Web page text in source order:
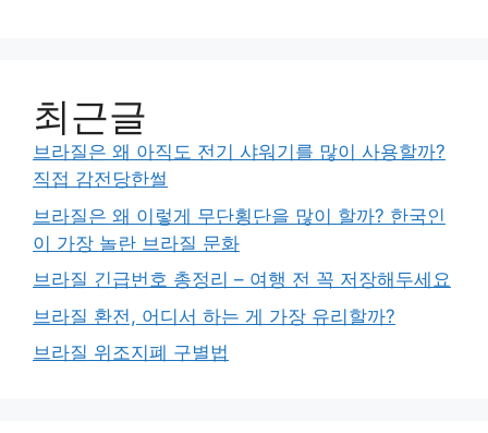
최근글
브라질은 왜 아직도 전기 샤워기를 많이 사용할까?
직접 감전당한썰
브라질은 왜 이렇게 무단횡단을 많이 할까? 한국인
이 가장 놀란 브라질 문화
브라질 긴급번호 총정리 – 여행 전 꼭 저장해두세요
브라질 환전, 어디서 하는 게 가장 유리할까?
브라질 위조지폐 구별법